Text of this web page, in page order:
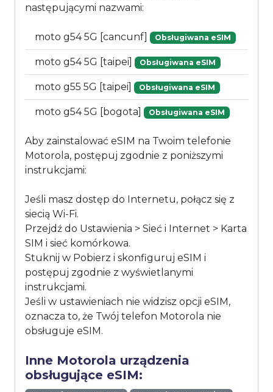
następującymi nazwami:
moto g54 5G [cancunf] Obsługiwana eSIM
moto g54 5G [taipei] Obsługiwana eSIM
moto g55 5G [taipei] Obsługiwana eSIM
moto g54 5G [bogota] Obsługiwana eSIM
Aby zainstalować eSIM na Twoim telefonie
Motorola, postępuj zgodnie z poniższymi
instrukcjami:
Jeśli masz dostęp do Internetu, połącz się z
siecią Wi-Fi.
Przejdź do Ustawienia > Sieć i Internet > Karta
SIM i sieć komórkowa.
Stuknij w Pobierz i skonfiguruj eSIM i
postępuj zgodnie z wyświetlanymi
instrukcjami.
Jeśli w ustawieniach nie widzisz opcji eSIM,
oznacza to, że Twój telefon Motorola nie
obsługuje eSIM.
Inne Motorola urządzenia
obsługujące eSIM: